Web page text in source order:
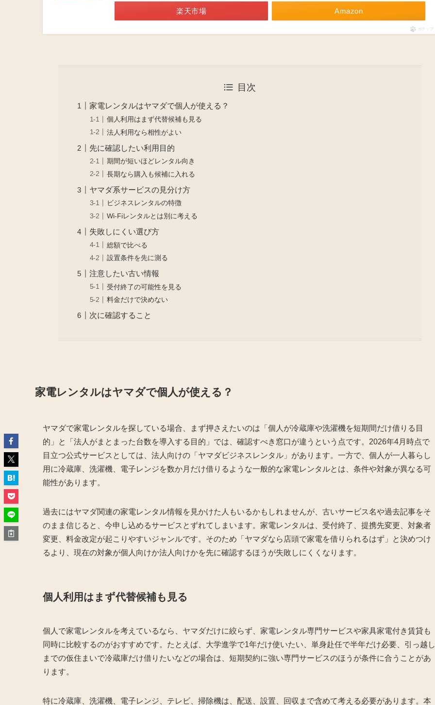
Amazon
楽天市場
ポチップ
目次
家電レンタルはヤマダで個人が使える？
個人利用はまず代替候補も見る
法人利用なら相性がよい
先に確認したい利用目的
期間が短いほどレンタル向き
長期なら購入も候補に入れる
ヤマダ系サービスの見分け方
ビジネスレンタルの特徴
Wi-Fiレンタルとは別に考える
失敗しにくい選び方
総額で比べる
設置条件を先に測る
注意したい古い情報
受付終了の可能性を見る
料金だけで決めない
次に確認すること
家電レンタルはヤマダで個人が使える？
ヤマダで家電レンタルを探している場合、まず押さえたいのは「個人が冷蔵庫や洗濯機を短期間だけ借りる目
的」と「法人がまとまった台数を導入する目的」では、確認すべき窓口が違うという点です。2026年4月時点で
目立つ公式サービスとしては、法人向けの「ヤマダビジネスレンタル」があります。一方で、個人が一人暮らし
用に冷蔵庫、洗濯機、電子レンジを数か月だけ借りるような一般的な家電レンタルとは、条件や対象が異なる可
能性があります。
過去にはヤマダ関連の家電レンタル情報を見かけた人もいるかもしれませんが、古いサービス名や過去記事をそ
のまま信じると、今申し込めるサービスとずれてしまいます。家電レンタルは、受付終了、提携先変更、対象者
変更、料金改定が起こりやすいジャンルです。そのため「ヤマダなら店頭で家電を借りられるはず」と決めつけ
るより、現在の対象が個人向けか法人向けかを先に確認するほうが失敗しにくくなります。
個人利用はまず代替候補も見る
個人で家電レンタルを考えているなら、ヤマダだけに絞らず、家電レンタル専門サービスや家具家電付き賃貸も
同時に比較するのがおすすめです。たとえば、大学進学で1年だけ使いたい、単身赴任で半年だけ必要、引っ越し
までの仮住まいで冷蔵庫だけ借りたいなどの場合は、短期契約に強い専門サービスのほうが条件に合うことがあ
ります。
特に冷蔵庫、洗濯機、電子レンジ、テレビ、掃除機は、配送、設置、回収まで含めて考える必要があります。本